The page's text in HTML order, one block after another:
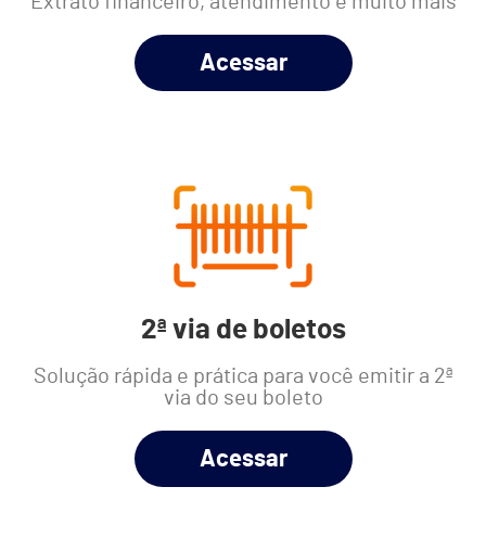
Acessar
2ª via de boletos
Solução rápida e prática para você emitir a 2ª
via do seu boleto
Acessar